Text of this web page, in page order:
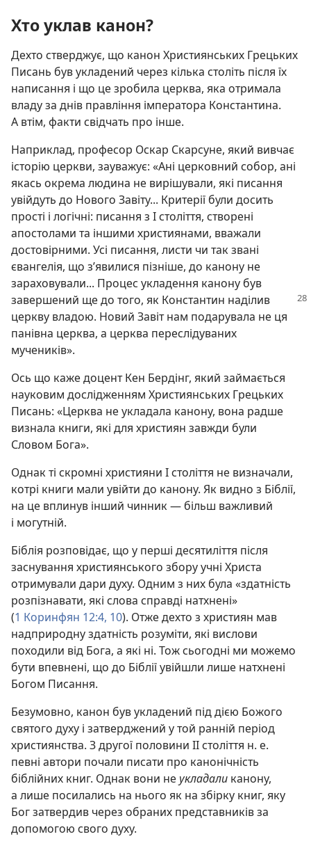
Хто уклав канон?
Дехто стверджує, що канон Християнських Грецьких
Писань був укладений через кілька століть після їх
написання і що це зробила церква, яка отримала
владу за днів правління імператора Константина.
А втім, факти свідчать про інше.
Наприклад, професор Оскар Скарсуне, який вивчає
історію церкви, зауважує: «Ані церковний собор, ані
якась окрема людина не вирішували, які писання
увійдуть до Нового Завіту... Критерії були досить
прості і логічні: писання з I століття, створені
апостолами та іншими християнами, вважали
достовірними. Усі писання, листи чи так звані
євангелія, що з’явилися пізніше, до канону не
зараховували... Процес укладення канону був
завершений ще до того, як Константин наділив
церкву владою. Новий Завіт нам подарувала не ця
панівна церква, а церква переслідуваних
мучеників».
Ось що каже доцент Кен Бердінг, який займається
науковим дослідженням Християнських Грецьких
Писань: «Церква не укладала канону, вона радше
визнала книги, які для християн завжди були
Словом Бога».
Однак ті скромні християни I століття не визначали,
котрі книги мали увійти до канону. Як видно з Біблії,
на це вплинув інший чинник — більш важливий
і могутній.
Біблія розповідає, що у перші десятиліття після
заснування християнського збору учні Христа
отримували дари духу. Одним з них була «здатність
розпізнавати, які слова справді натхнені»
(1 Коринфян 12:4, 10). Отже дехто з християн мав
надприродну здатність розуміти, які вислови
походили від Бога, а які ні. Тож сьогодні ми можемо
бути впевнені, що до Біблії увійшли лише натхнені
Богом Писання.
Безумовно, канон був укладений під дією Божого
святого духу і затверджений у той ранній період
християнства. З другої половини II століття н. е.
певні автори почали писати про канонічність
біблійних книг. Однак вони не укладали канону,
а лише посилались на нього як на збірку книг, яку
Бог затвердив через обраних представників за
допомогою свого духу.